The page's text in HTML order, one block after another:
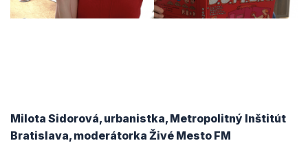
Milota Sidorová, urbanistka, Metropolitný Inštitút
Bratislava, moderátorka Živé Mesto FM